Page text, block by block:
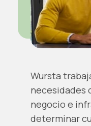
Wursta
necesidades
negocio e
determinar